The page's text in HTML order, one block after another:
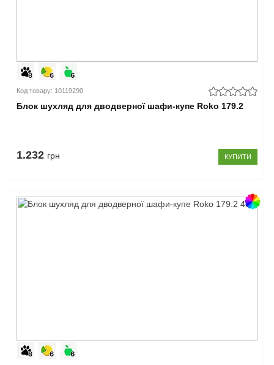
Код товару: 10119290
Блок шухляд для дводверної шафи-купе Roko 179.2
1.232 грн КУПИТИ